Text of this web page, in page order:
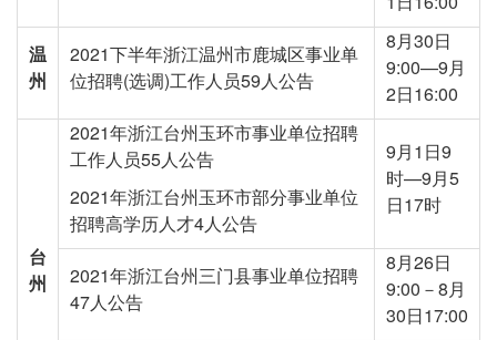
温
州
2021下半年浙江温州市鹿城区事业单
位招聘(选调)工作人员59人公告
8月30日
9:00—9月
2日16:00
台
州
2021年浙江台州玉环市事业单位招聘
工作人员55人公告
2021年浙江台州玉环市部分事业单位
招聘高学历人才4人公告
9月1日9
时—9月5
日17时
2021年浙江台州三门县事业单位招聘
47人公告
8月26日
9:00－8月
30日17:00